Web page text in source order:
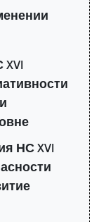
НС XVI